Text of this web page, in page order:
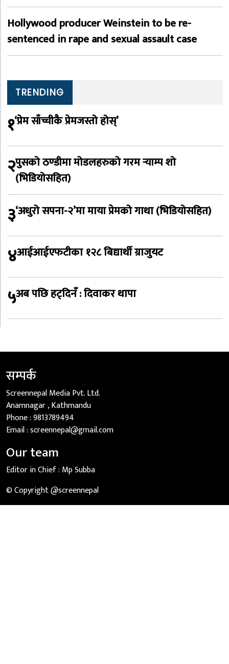
Hollywood producer Weinstein to be re-
sentenced in rape and sexual assault case
TRENDING
१‘प्रेम साँच्चीकै प्रेमजस्तो होस्’
२पुसको ठण्डीमा मोडलहरुको गरम र्‍याम्प शो
(भिडियोसहित)
३‘अधुरो सपना-२’मा माया प्रेमको गाथा (भिडियोसहित)
४आईआईएफटीका १२८ बिद्यार्थी ग्राजुयट
५अब पछि हट्दिनँ : दिवाकर थापा
सम्पर्क
Screennepal Media Pvt. Ltd.
Anamnagar , Kathmandu
Phone :9813789494
Email :screennepal@gmail.com
Our team
Editor in Chief : Mp Subba
© Copyright @screennepal